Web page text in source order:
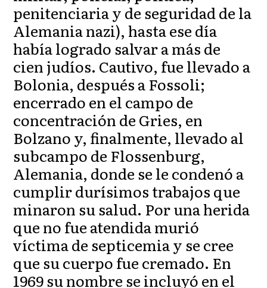
penitenciaria y de seguridad de la
Alemania nazi), hasta ese día
había logrado salvar a más de
cien judíos. Cautivo, fue llevado a
Bolonia, después a Fossoli;
encerrado en el campo de
concentración de Gries, en
Bolzano y, finalmente, llevado al
subcampo de Flossenburg,
Alemania, donde se le condenó a
cumplir durísimos trabajos que
minaron su salud. Por una herida
que no fue atendida murió
víctima de septicemia y se cree
que su cuerpo fue cremado. En
1969 su nombre se incluyó en el